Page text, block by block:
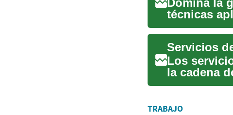
Domina la
técnicas
reducen
Los
la cadena
control de
TRABAJO